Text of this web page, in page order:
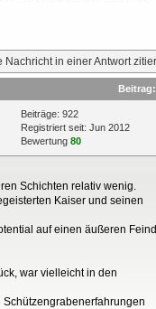
Beitrag:
Beiträge: 922
Registriert seit: Jun 2012
Bewertung 80
Schichten relativ wenig.
Kaiser und seinen
auf einen äußeren Feind
war vielleicht in den